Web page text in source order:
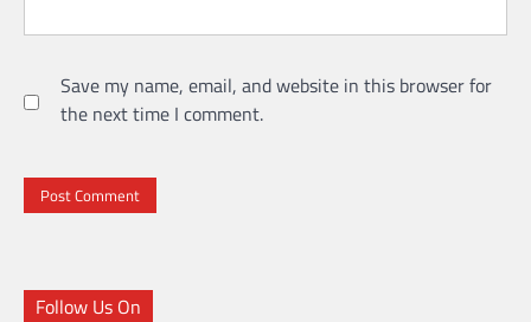
Save my name, email, and website in this browser for
the next time I comment.
Follow Us On